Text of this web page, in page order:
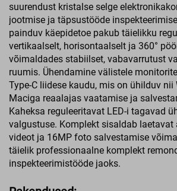
suurendust kristalse selge
jootmise ja täpsustööde
painduv käepidetoe pakub täielikku
vertikaalselt, horisontaalselt ja 360°
võimaldades stabiilset, vabavarrutust
ruumis. Ühendamine välistele
Type-C liidese kaudu, mis on ühilduv
Maciga reaalajas vaatamise ja
Kaheksa reguleeritavat LED-i tagavad
valgustuse. Komplekt sisaldab laetavat
videot ja 16MP foto salvestamise
täielik professionaalne komplekt
inspekteerimistööde jaoks.